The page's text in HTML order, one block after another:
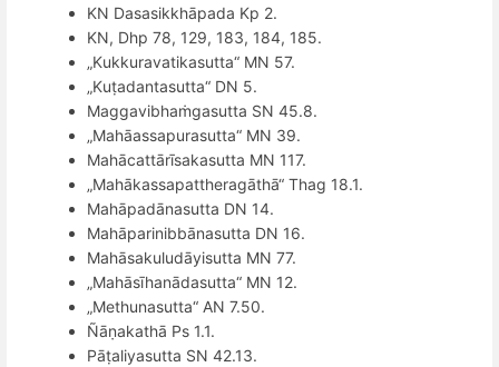
KN Dasasikkhāpada Kp 2.
KN, Dhp 78, 129, 183, 184, 185.
„Kukkuravatikasutta“ MN 57.
„Kuṭadantasutta“ DN 5.
Maggavibhaṁgasutta SN 45.8.
„Mahāassapurasutta“ MN 39.
Mahācattārīsakasutta MN 117.
„Mahākassapattheragāthā“ Thag 18.1.
Mahāpadānasutta DN 14.
Mahāparinibbānasutta DN 16.
Mahāsakuludāyisutta MN 77.
„Mahāsīhanādasutta“ MN 12.
„Methunasutta“ AN 7.50.
Ñāṇakathā Ps 1.1.
Pāṭaliyasutta SN 42.13.